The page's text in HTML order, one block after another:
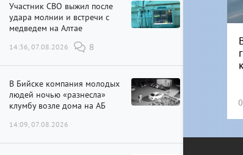
Участник СВО выжил после
удара молнии и встречи с
медведем на Алтае
14:36, 07.08.2026 8
В Бийске компания молодых
людей ночью «разнесла»
клумбу возле дома на АБ
14:09, 07.08.2026